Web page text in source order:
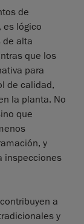
de
es lógico
de alta
que los
para
de calidad,
la planta. No
que
y
inspecciones
a
y